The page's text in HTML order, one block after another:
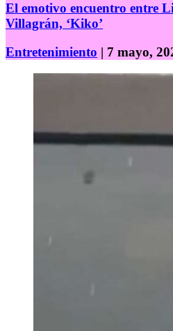
El emotivo encuentro entre
Villagrán, ‘Kiko’
Entretenimiento | 7 mayo,